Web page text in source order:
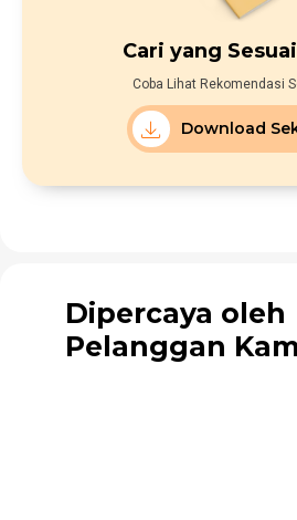
Cari yang
Coba Lihat Rekomendasi
Download
Dipercaya oleh
Pelanggan